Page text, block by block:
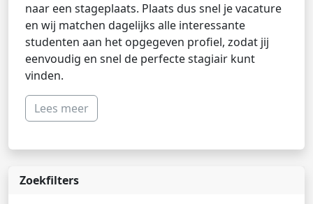
naar een stageplaats. Plaats dus snel je vacature
en wij matchen dagelijks alle interessante
studenten aan het opgegeven profiel, zodat jij
eenvoudig en snel de perfecte stagiair kunt
vinden.
Lees meer
Zoekfilters